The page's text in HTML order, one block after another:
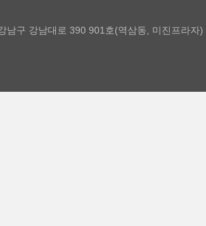
구 강남대로 390 901호(역삼동, 미진프라자)